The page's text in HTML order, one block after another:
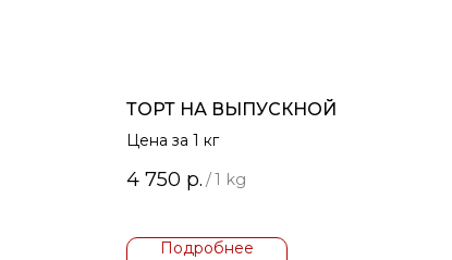
ТОРТ НА ВЫПУСКНОЙ
Цена за 1 кг
4 750 р. /1 kg
Подробнее